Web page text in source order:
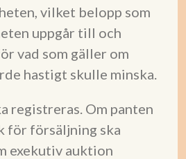
vilket belopp som
uppgår till och
vad som gäller om
hastigt skulle minska.
registreras. Om panten
för försäljning ska
exekutiv auktion